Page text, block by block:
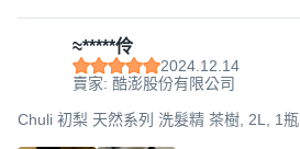
≈*****伶
2024.12.14
賣家: 酷澎股份有限公司
Chuli 初梨 天然系列 洗髮精 茶樹, 2L, 1瓶